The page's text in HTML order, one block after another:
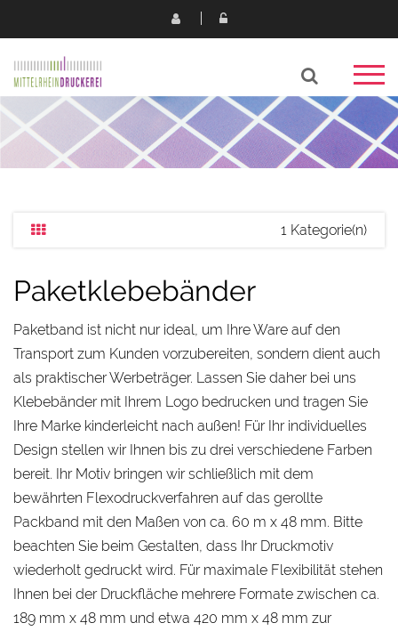
1 Kategorie(n)
Paketklebebänder
Paketband ist nicht nur ideal, um Ihre Ware auf den
Transport zum Kunden vorzubereiten, sondern dient auch
als praktischer Werbeträger. Lassen Sie daher bei uns
Klebebänder mit Ihrem Logo bedrucken und tragen Sie
Ihre Marke kinderleicht nach außen! Für Ihr individuelles
Design stellen wir Ihnen bis zu drei verschiedene Farben
bereit. Ihr Motiv bringen wir schließlich mit dem
bewährten Flexodruckverfahren auf das gerollte
Packband mit den Maßen von ca. 60 m x 48 mm. Bitte
beachten Sie beim Gestalten, dass Ihr Druckmotiv
wiederholt gedruckt wird. Für maximale Flexibilität stehen
Ihnen bei der Druckfläche mehrere Formate zwischen ca.
189 mm x 48 mm und etwa 420 mm x 48 mm zur